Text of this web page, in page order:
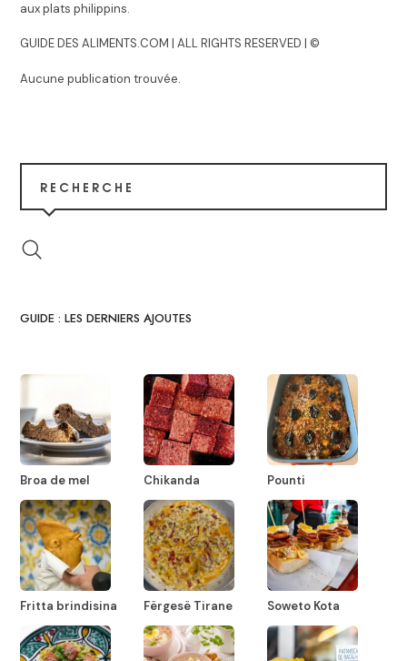
aux plats philippins.
GUIDE DES ALIMENTS.COM | ALL RIGHTS RESERVED | ©
Aucune publication trouvée.
RECHERCHE
GUIDE : LES DERNIERS AJOUTES
Broa de mel Chikanda Pounti
Fritta brindisina Fërgesë Tirane Soweto Kota